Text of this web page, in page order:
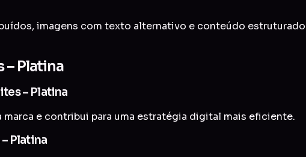
imagens com texto alternativo e conteúdo
– Platina
– Platina
e contribui para uma estratégia digital mais eficiente.
Platina